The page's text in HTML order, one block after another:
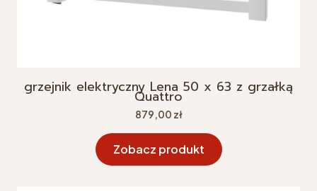
grzejnik elektryczny Lena 50 x 63 z grzałką
Quattro
Cena
879,00 zł
Zobacz produkt